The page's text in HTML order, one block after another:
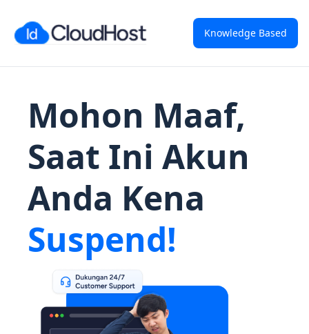
Knowledge Based
Mohon Maaf,
Saat Ini Akun
Anda Kena
Suspend!